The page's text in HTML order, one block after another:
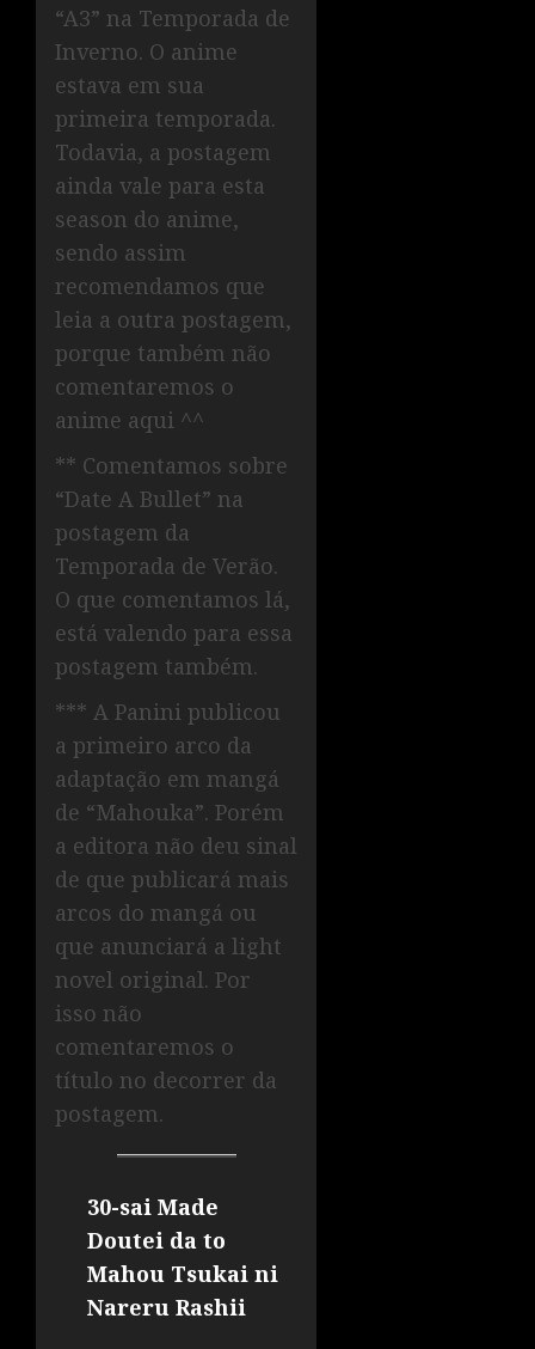
“A3” na Temporada de
Inverno. O anime
estava em sua
primeira temporada.
Todavia, a postagem
ainda vale para esta
season do anime,
sendo assim
recomendamos que
leia a outra postagem,
porque também não
comentaremos o
anime aqui ^^
** Comentamos sobre
“Date A Bullet” na
postagem da
Temporada de Verão.
O que comentamos lá,
está valendo para essa
postagem também.
*** A Panini publicou
a primeiro arco da
adaptação em mangá
de “Mahouka”. Porém
a editora não deu sinal
de que publicará mais
arcos do mangá ou
que anunciará a light
novel original. Por
isso não
comentaremos o
título no decorrer da
postagem.
30-sai Made
Doutei da to
Mahou Tsukai ni
Nareru Rashii